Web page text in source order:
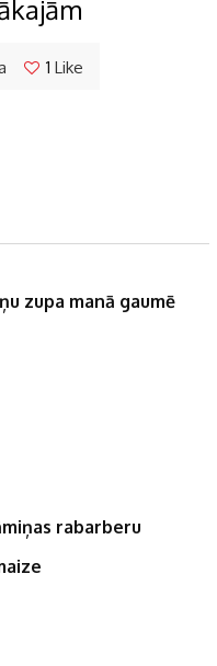
1 Like
zupa manā gaumē
rabarberu